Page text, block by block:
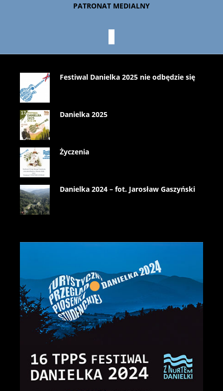
PATRONAT MEDIALNY
Festiwal Danielka 2025 nie odbędzie się
Danielka 2025
Życzenia
Danielka 2024 – fot. Jarosław Gaszyński